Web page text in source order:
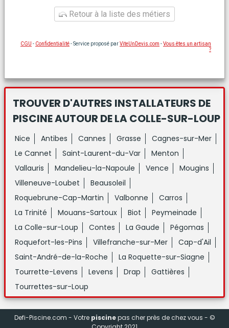
Retour à la liste des métiers
CGU - Confidentialité- Service proposé parViteUnDevis.com -Vous êtes un artisan
?
TROUVER D'AUTRES INSTALLATEURS DE
PISCINEAUTOUR DE LA COLLE-SUR-LOUP
Nice Antibes Cannes Grasse
Cagnes-sur-Mer
Le Cannet
Saint-Laurent-du-Var
Menton
Vallauris
Mandelieu-la-Napoule Vence
Mougins
Villeneuve-Loubet
Beausoleil
Roquebrune-Cap-Martin
Valbonne
Carros
La Trinité
Mouans-Sartoux Biot
Peymeinade
La Colle-sur-Loup
Contes La Gaude
Pégomas
Roquefort-les-Pins
Villefranche-sur-Mer
Cap-d'Ail
Saint-André-de-la-Roche
La Roquette-sur-Siagne
Tourrette-Levens
Levens Drap
Gattières
Tourrettes-sur-Loup
Defi-Piscine.com - Votre piscinepas cher près de chez vous - ©